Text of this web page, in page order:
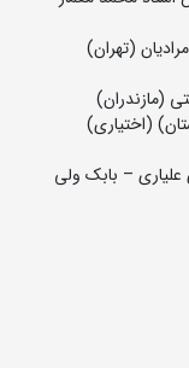
(تهران)
(مازندران)
(اختیاری)
– بابک ولی